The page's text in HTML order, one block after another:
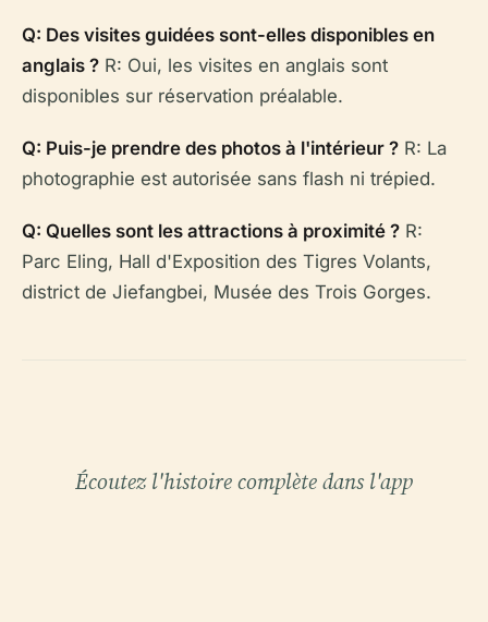
Q: Des visites guidées sont-elles disponibles en
anglais ? R: Oui, les visites en anglais sont
disponibles sur réservation préalable.
Q: Puis-je prendre des photos à l'intérieur ? R: La
photographie est autorisée sans flash ni trépied.
Q: Quelles sont les attractions à proximité ? R:
Parc Eling, Hall d'Exposition des Tigres Volants,
district de Jiefangbei, Musée des Trois Gorges.
Écoutez l'histoire complète dans l'app